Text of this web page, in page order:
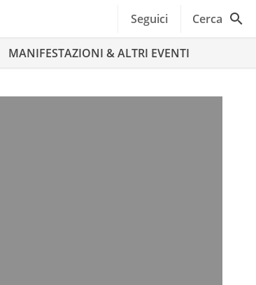
Seguici Cerca
MANIFESTAZIONI & ALTRI EVENTI